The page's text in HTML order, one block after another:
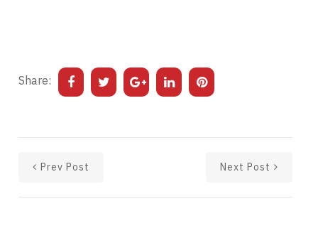
Share:
Prev Post Next Post